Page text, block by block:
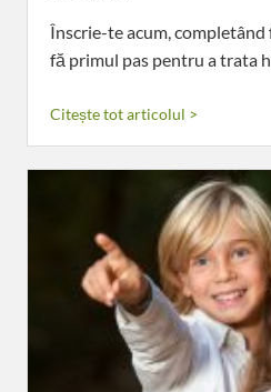
Înscrie-te acum,
fă primul pas pentru a trata
Citește tot articolul >